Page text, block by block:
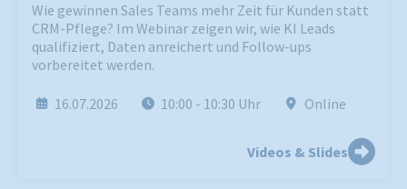
Wie gewinnen Sales Teams mehr Zeit für Kunden statt
CRM-Pflege? Im Webinar zeigen wir, wie KI Leads
qualifiziert, Daten anreichert und Follow-ups
vorbereitet werden.
16.07.2026 10:00 - 10:30 Uhr Online
Videos & Slides